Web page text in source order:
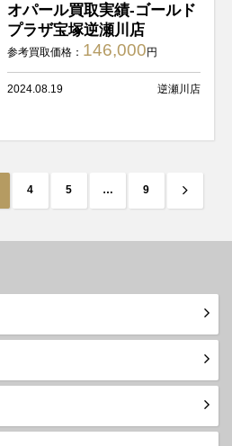
オパール買取実績-ゴールド
プラザ宝塚逆瀬川店
参考買取価格： 146,000 円
2024.08.19 逆瀬川店
4 5 … 9